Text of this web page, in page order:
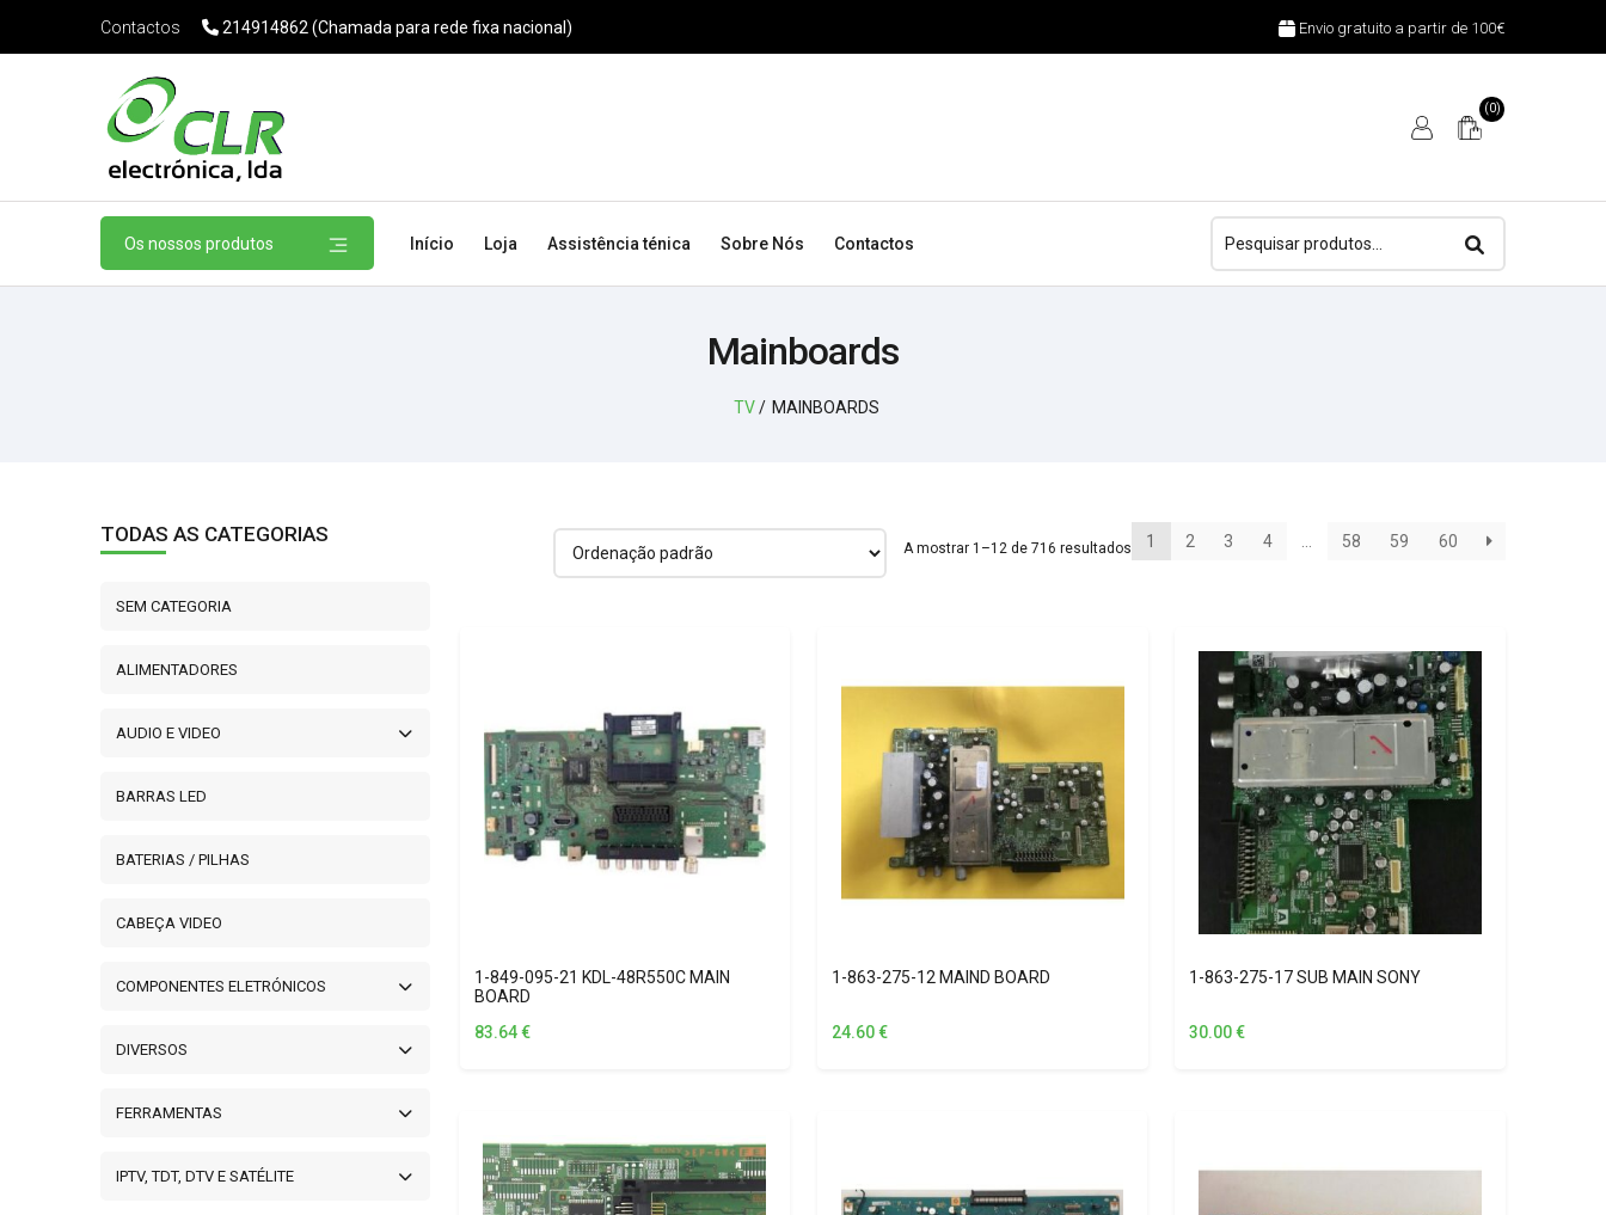
Contactos 214914862 (Chamada para rede fixa nacional) Envio gratuito a partir de 100€
(0)
Os nossos produtos Início Loja Assistência ténica Sobre Nós Contactos
Mainboards
TV/ MAINBOARDS
A mostrar 1–12 de 716 resultados 1 2 3 4 58 59 60
1-849-095-21 KDL-48R550C MAIN
BOARD
83.64€
1-863-275-12 MAIND BOARD
24.60€
1-863-275-17 SUB MAIN SONY
30.00€
TODAS AS CATEGORIAS
SEM CATEGORIA
ALIMENTADORES
AUDIO E VIDEO
BARRAS LED
BATERIAS / PILHAS
CABEÇA VIDEO
COMPONENTES ELETRÓNICOS
DIVERSOS
FERRAMENTAS
IPTV, TDT, DTV E SATÉLITE